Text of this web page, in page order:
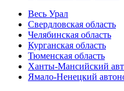
Весь Урал
Свердловская область
Челябинская область
Курганская область
Тюменская область
Ханты-Мансийский
Ямало-Ненецкий